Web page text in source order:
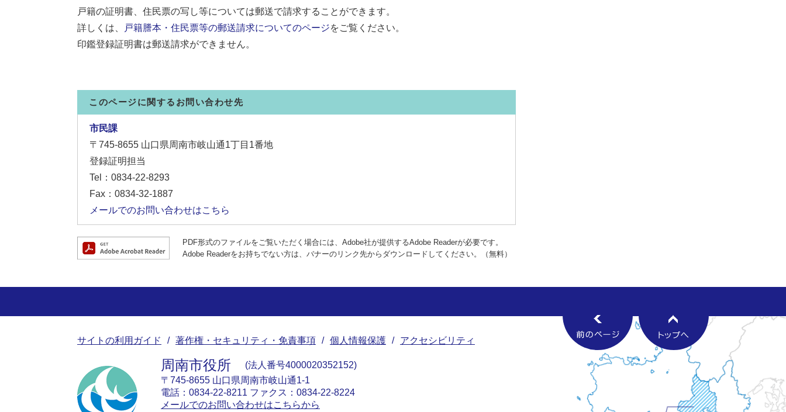
戸籍の証明書、住民票の写し等については郵送で請求することができます。
詳しくは、
戸籍謄本・住民票等の郵送請求についてのページをご覧ください。
印鑑登録証明書は郵送請求ができません。
このページに関するお問い合わせ先
市民課
〒745-8655 山口県周南市岐山通1丁目1番地
登録証明担当
Tel：0834-22-8293
Fax：0834-32-1887
メールでのお問い合わせはこちら
PDF形式のファイルをご覧いただく場合には、Adobe社が提供するAdobe Readerが必要です。
Adobe Readerをお持ちでない方は、バナーのリンク先からダウンロードしてください。（無料）
サイトの利用ガイド 著作権・セキュリティ・免責事項 個人情報保護 アクセシビリティ
周南市役所
法人番号4000020352152
〒745-8655 山口県周南市岐山通1-1
電話：0834-22-8211 ファクス：0834-22-8224
メールでのお問い合わせはこちらから